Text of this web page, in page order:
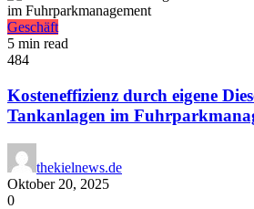
Geschäft
5 min read
484
Kosteneffizienz durch eigene
Tankanlagen im
thekielnews.de
Oktober 20, 2025
0